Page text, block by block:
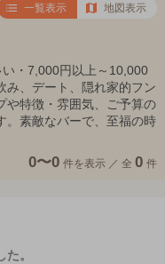
一覧表示 地図表示
・7,000円以上～10,000
み、デート、隠れ家的フン
や特徴・雰囲気、ご予算の
。素敵なバーで、至福の時
0〜0 件を表示 ／ 全 0 件
。